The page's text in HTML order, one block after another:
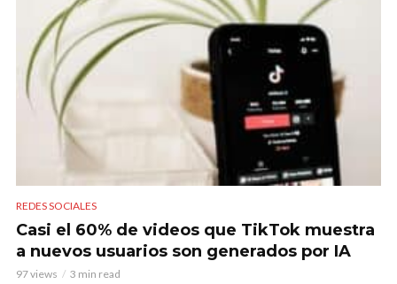
REDES SOCIALES
Casi el 60% de videos que TikTok muestra
a nuevos usuarios son generados por IA
97 views 3 min read